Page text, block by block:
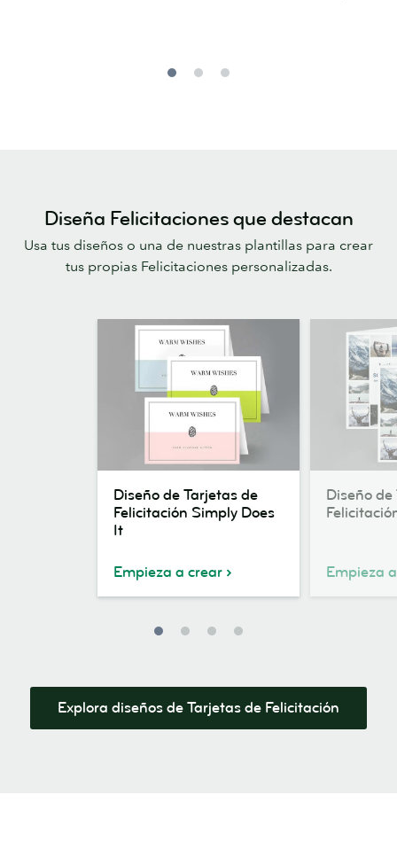
Diseña Felicitaciones que destacan
Usa tus diseños o una de nuestras plantillas para crear
tus propias Felicitaciones personalizadas.
Tarjetas
Felicitación
Diseño de Tarjetas de
Felicitación Simply Does
It
Empieza a crear
Tarjetas
Felicitación
Diseño
Empieza
Explora diseños de Tarjetas de Felicitación